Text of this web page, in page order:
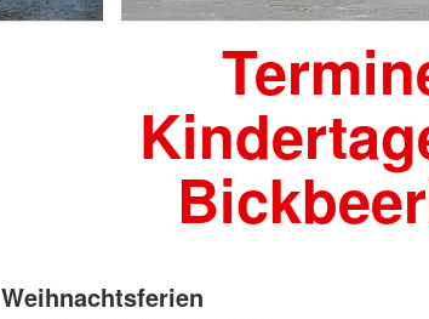
Weihnachtsferien